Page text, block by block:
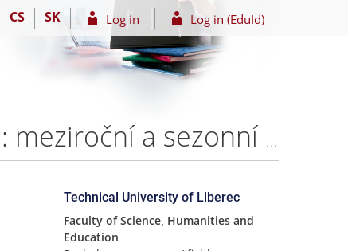
CS SK Log in Log in (EduId)
Bioindikační význam rozsivek v revitalizovaných tůních: meziroční a sezonní srovnání – Zina Červená
Technical University of Liberec
Faculty of Science, Humanities and
Education